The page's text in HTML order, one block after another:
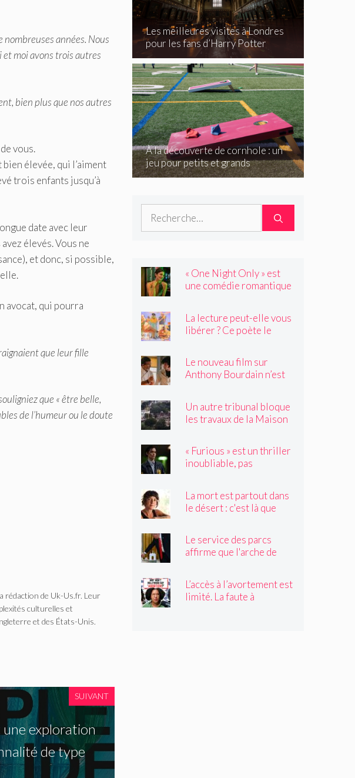
nombreuses années. Nous
moi avons trois autres
bien plus que nos autres
vous.
élevée, qui l’aiment
trois enfants jusqu’à
date avec leur
élevés. Vous ne
et donc, si possible,
avocat, qui pourra
que leur fille
que « être belle,
de l’humeur ou le doute
rédaction de Uk-Us.fr. Leur
culturelles et
et des États-Unis.
SUIVANT
une exploration
de type
Les meilleures visites à Londres
pour les fans d’Harry Potter
À la découverte de cornhole : un
jeu pour petits et grands
Rechercher :
« One Night Only » est
une comédie romantique
La lecture peut-elle vous
libérer ? Ce poète le
Le nouveau film sur
Anthony Bourdain n’est
Un autre tribunal bloque
les travaux de la Maison
suprême
« Furious » est un thriller
inoubliable, pas
La mort est partout dans
le désert : c'est là que
Le service des parcs
affirme que l'arche de
Pourrait-il être déplacé ?
L’accès à l’avortement est
limité. La faute à